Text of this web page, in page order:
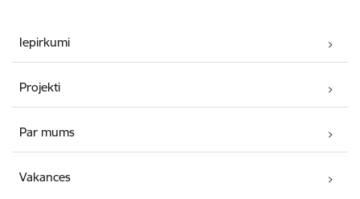
Iepirkumi
Projekti
Par mums
Vakances